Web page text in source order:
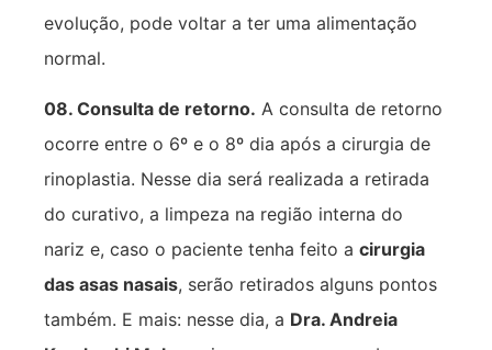
evolução, pode voltar a ter uma alimentação
normal.
08. Consulta de retorno. A consulta de retorno
ocorre entre o 6º e o 8º dia após a cirurgia de
rinoplastia. Nesse dia será realizada a retirada
do curativo, a limpeza na região interna do
nariz e, caso o paciente tenha feito a cirurgia
das asas nasais, serão retirados alguns pontos
também. E mais: nesse dia, a Dra. Andreia